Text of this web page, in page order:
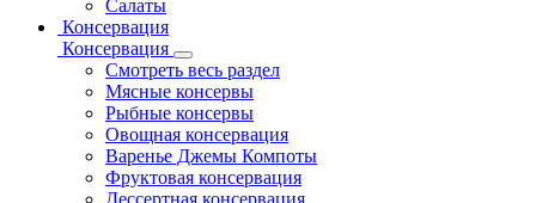
Салаты
Консервация
Консервация
Смотреть весь раздел
Мясные консервы
Рыбные консервы
Овощная консервация
Варенье Джемы Компоты
Фруктовая консервация
Дессертная консервация